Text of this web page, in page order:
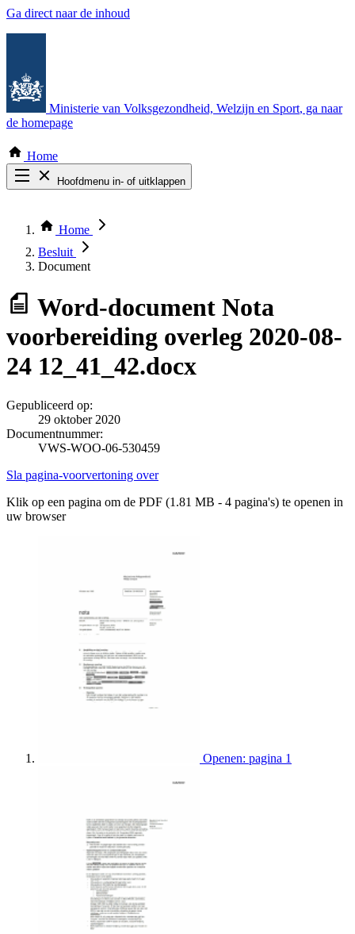
Ga direct naar de inhoud
Ministerie van Volksgezondheid, Welzijn en Sport, ga naar
de homepage
Home
Hoofdmenu in- of uitklappen
Thema COVID-19
Bekijk per bestuursorgaan
Home
Besluit
Document
Word-document Nota
voorbereiding overleg 2020-08-
24 12_41_42.docx
Gepubliceerd op:
29 oktober 2020
Documentnummer:
VWS-WOO-06-530459
Sla pagina-voorvertoning over
Klik op een pagina om de PDF (1.81 MB - 4 pagina's) te openen in
uw browser
Openen: pagina 1